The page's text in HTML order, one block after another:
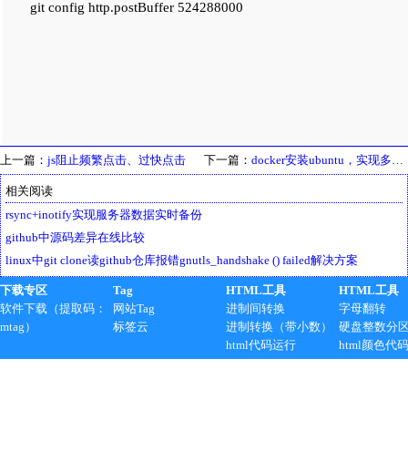
git config http.postBuffer 524288000
上一篇： js阻止频繁点击、过快点击 下一篇： docker安装ubuntu，实现多系统
相关阅读
rsync+inotify实现服务器数据实时备份
github中源码差异在线比较
linux中git clone读github仓库报错gnutls_handshake () failed解决方案
下载专区
软件下载（提取码：
mtag）
Tag
网站Tag
标签云
HTML工具
进制间转换
进制转换（带小数）
html代码运行
HTML工具
字母翻转
硬盘整数分
html颜色代码